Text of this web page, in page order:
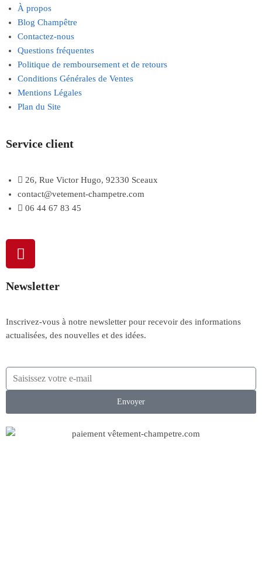
À propos
Blog Champêtre
Contactez-nous
Questions fréquentes
Politique de remboursement et de retours
Conditions Générales de Ventes
Mentions Légales
Plan du Site
Service client
26, Rue Victor Hugo, 92330 Sceaux
contact@vetement-champetre.com
06 44 67 83 45
Newsletter
Inscrivez-vous à notre newsletter pour recevoir des informations
actualisées, des nouvelles et des idées.
Envoyer